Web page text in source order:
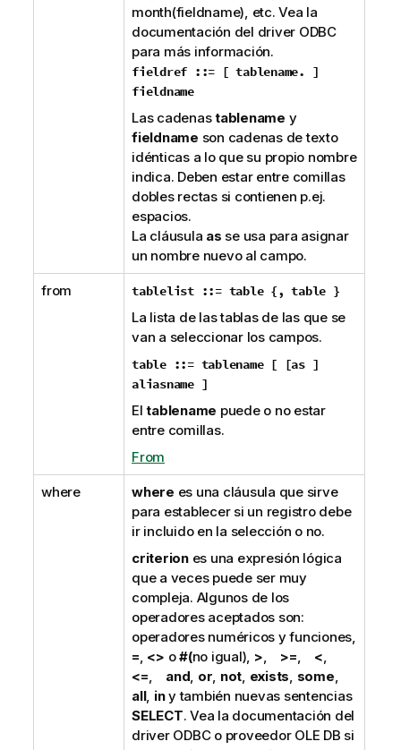
month(fieldname), etc. Vea la
documentación del driver ODBC
para más información.
fieldref ::= [ tablename. ]
fieldname
Las cadenastablename y
fieldname son cadenas de texto
idénticas a lo que su propio nombre
indica. Deben estar entre comillas
dobles rectas si contienen p.ej.
espacios.
La cláusula as se usa para asignar
un nombre nuevo al campo.
from tablelist ::= table {, table }
La lista de las tablas de las que se
van a seleccionar los campos.
table ::= tablename [ [as]
aliasname ]
Eltablename puede o no estar
entre comillas.
From
where where es una cláusula que sirve
para establecer si un registro debe
ir incluido en la selección o no.
criteriones una expresión lógica
que a veces puede ser muy
compleja. Algunos de los
operadores aceptados son:
operadores numéricos y funciones,
=, <> o#(no igual), >, >=, <,
<=, and, or, not, exists, some,
all, iny también nuevas sentencias
SELECT. Vea la documentación del
driver ODBCo proveedor OLE DB si